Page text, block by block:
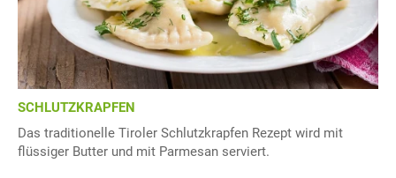
SCHLUTZKRAPFEN
Das traditionelle Tiroler Schlutzkrapfen Rezept wird mit
flüssiger Butter und mit Parmesan serviert.